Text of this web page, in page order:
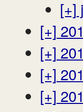
[+]
[+]
[+]
[+]
[+]